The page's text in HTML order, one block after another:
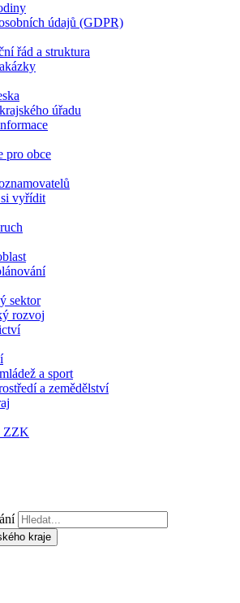
údajů (GDPR)
řád a struktura
úřadu
pro obce
vyřídit
sektor
rozvoj
a sport
a zemědělství
ZZK